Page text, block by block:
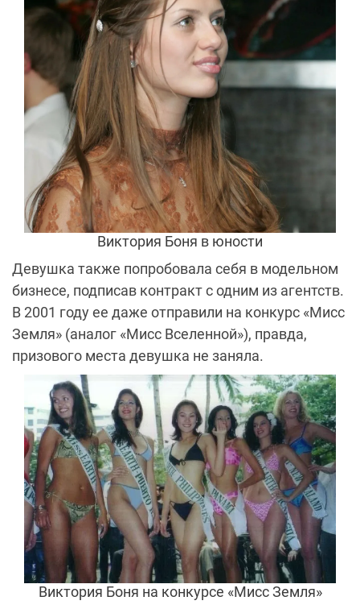
Виктория Боня в юности
Девушка также попробовала себя в модельном
бизнесе, подписав контракт с одним из агентств.
В 2001 году ее даже отправили на конкурс «Мисс
Земля» (аналог «Мисс Вселенной»), правда,
призового места девушка не заняла.
Виктория Боня на конкурсе «Мисс Земля»